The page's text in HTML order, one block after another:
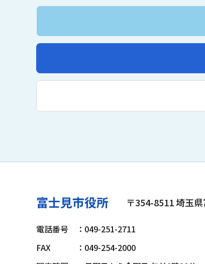
富士見市役所 〒354-8511 埼玉
電話番号
：049-251-2711
FAX
：049-254-2000